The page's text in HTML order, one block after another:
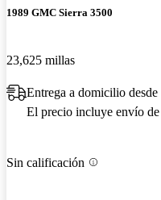
1989 GMC Sierra 3500
23,625 millas
Entrega a domicilio
El precio incluye envío
Sin calificación